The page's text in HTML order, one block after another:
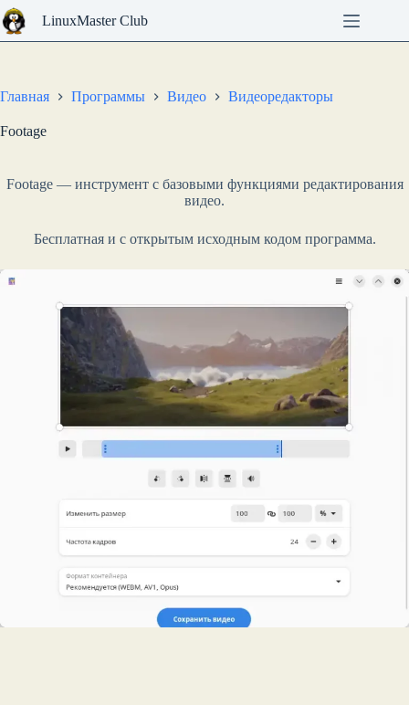
Перейти
к
сути
LinuxMaster Club
Главная Программы Видео Видеоредакторы
Footage
Footage — инструмент с базовыми функциями редактирования
видео.
Бесплатная и с открытым исходным кодом программа.